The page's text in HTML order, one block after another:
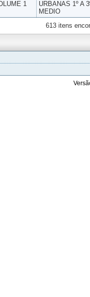
1
URBANAS 1º A
MEDIO
613 itens